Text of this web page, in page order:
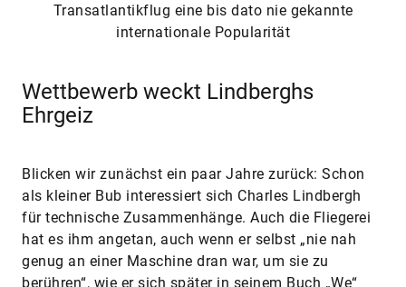
Transatlantikflug eine bis dato nie gekannte
internationale Popularität
Wettbewerb weckt Lindberghs
Ehrgeiz
Blicken wir zunächst ein paar Jahre zurück: Schon
als kleiner Bub interessiert sich Charles Lindbergh
für technische Zusammenhänge. Auch die Fliegerei
hat es ihm angetan, auch wenn er selbst „nie nah
genug an einer Maschine dran war, um sie zu
berühren“, wie er sich später in seinem Buch „We“